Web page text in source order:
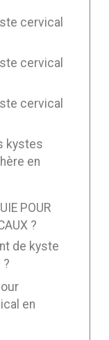
cervical
cervical
cervical
kystes
en
POUR
?
de kyste
?
en